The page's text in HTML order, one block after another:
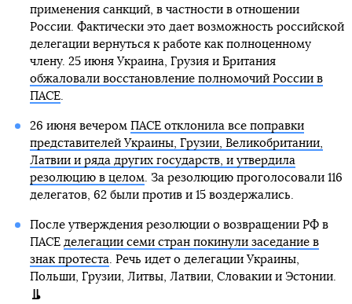
применения санкций, в частности в отношении
России. Фактически это дает возможность российской
делегации вернуться к работе как полноценному
члену. 25 июня Украина, Грузия и Британия
обжаловали восстановление полномочий России в
ПАСЕ.
26 июня вечером ПАСЕ отклонила все поправки
представителей Украины, Грузии, Великобритании,
Латвии и ряда других государств, и утвердила
резолюцию в целом. За резолюцию проголосовали 116
делегатов, 62 были против и 15 воздержались.
После утверждения резолюции о возвращении РФ в
ПАСЕ делегации семи стран покинули заседание в
знак протеста. Речь идет о делегации Украины,
Польши, Грузии, Литвы, Латвии, Словакии и Эстонии.